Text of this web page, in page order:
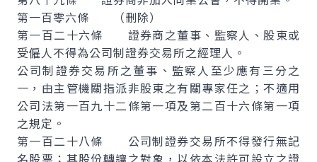
第一百零六條 （刪除）
第一百二十六條 證券商之董事、監察人、股東或
受僱人不得為公司制證券交易所之經理人。
公司制證券交易所之董事、監察人至少應有三分之
一，由主管機關指派非股東之有關專家任之；不適用
公司法第一百九十二條第一項及第二百十六條第一項
之規定。
第一百二十八條 公司制證券交易所不得發行無記
名股票；其股份轉讓之對象，以依本法許可設立之證